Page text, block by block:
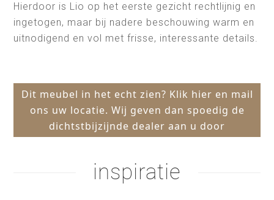
Hierdoor is Lio op het eerste gezicht rechtlijnig en
ingetogen, maar bij nadere beschouwing warm en
uitnodigend en vol met frisse, interessante details.
Dit meubel in het echt zien? Klik hier en mail
ons uw locatie. Wij geven dan spoedig de
dichtstbijzijnde dealer aan u door
inspiratie